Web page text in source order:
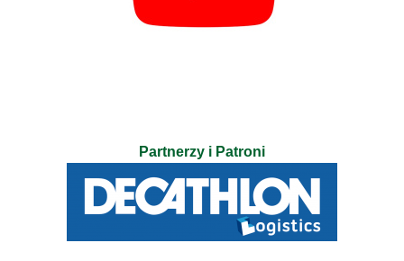
Partnerzy i Patroni